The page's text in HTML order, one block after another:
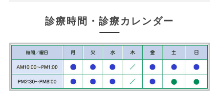
診療時間・診療カレンダー